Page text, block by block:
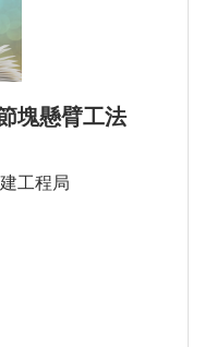
塊懸臂工法
工程局